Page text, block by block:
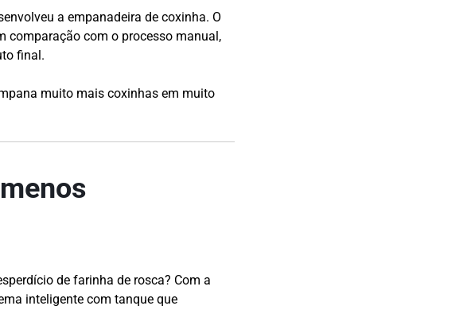
a empanadeira de coxinha. O
comparação com o processo manual,
final.
muito mais coxinhas em muito
de farinha de rosca? Com a
inteligente com tanque que